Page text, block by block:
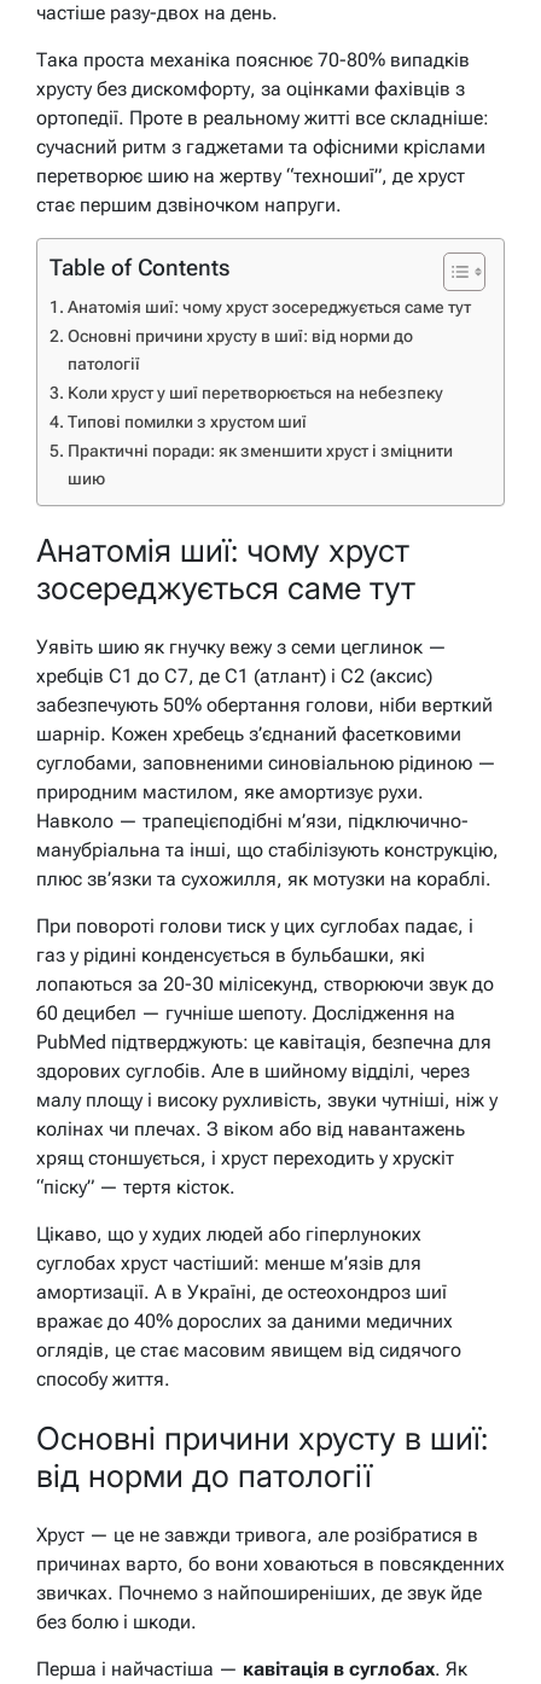
частіше разу-двох на день.
Така проста механіка пояснює 70-80% випадків
хрусту без дискомфорту, за оцінками фахівців з
ортопедії. Проте в реальному житті все складніше:
сучасний ритм з гаджетами та офісними кріслами
перетворює шию на жертву “техношиї”, де хруст
стає першим дзвіночком напруги.
Table of Contents
Анатомія шиї: чому хруст зосереджується саме тут
Основні причини хрусту в шиї: від норми до
патології
Коли хруст у шиї перетворюється на небезпеку
Типові помилки з хрустом шиї
Практичні поради: як зменшити хруст і зміцнити
шию
Анатомія шиї: чому хруст
зосереджується саме тут
Уявіть шию як гнучку вежу з семи цеглинок —
хребців C1 до C7, де C1 (атлант) і C2 (аксис)
забезпечують 50% обертання голови, ніби верткий
шарнір. Кожен хребець з’єднаний фасетковими
суглобами, заповненими синовіальною рідиною —
природним мастилом, яке амортизує рухи.
Навколо — трапецієподібні м’язи, підключично-
манубріальна та інші, що стабілізують конструкцію,
плюс зв’язки та сухожилля, як мотузки на кораблі.
При повороті голови тиск у цих суглобах падає, і
газ у рідині конденсується в бульбашки, які
лопаються за 20-30 мілісекунд, створюючи звук до
60 децибел — гучніше шепоту. Дослідження на
PubMed підтверджують: це кавітація, безпечна для
здорових суглобів. Але в шийному відділі, через
малу площу і високу рухливість, звуки чутніші, ніж у
колінах чи плечах. З віком або від навантажень
хрящ стоншується, і хруст переходить у хрускіт
“піску” — тертя кісток.
Цікаво, що у худих людей або гіперлуноких
суглобах хруст частіший: менше м’язів для
амортизації. А в Україні, де остеохондроз шиї
вражає до 40% дорослих за даними медичних
оглядів, це стає масовим явищем від сидячого
способу життя.
Основні причини хрусту в шиї:
від норми до патології
Хруст — це не завжди тривога, але розібратися в
причинах варто, бо вони ховаються в повсякденних
звичках. Почнемо з найпоширеніших, де звук йде
без болю і шкоди.
Перша і найчастіша — кавітація в суглобах. Як